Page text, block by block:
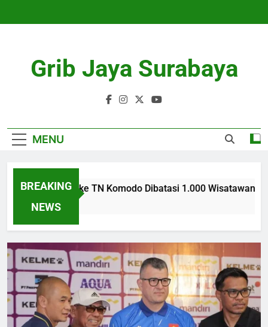
Grib Jaya Surabaya
MENU
BREAKING
NEWS
Kunjungan ke TN Komodo Dibatasi 1.000 Wisatawan Per
4 Months Ago